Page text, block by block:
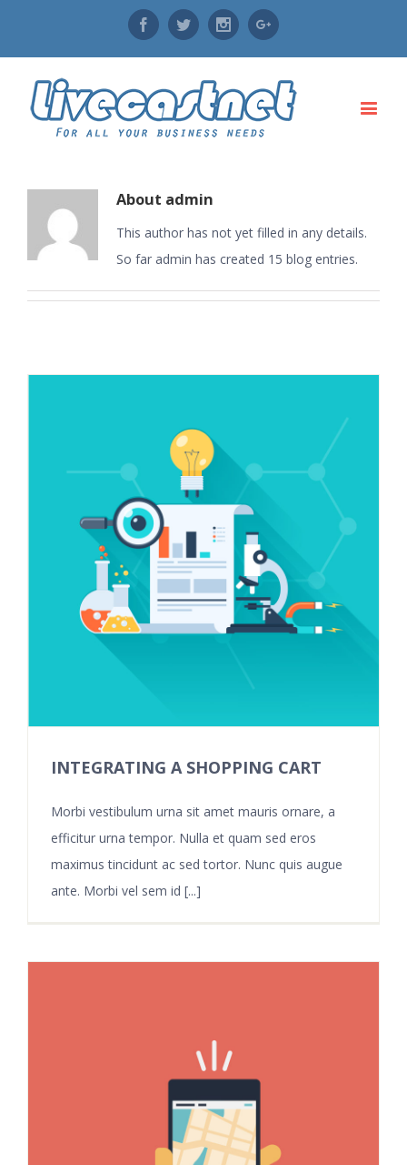
FacebookTwitter InstagramGoogle+
About admin
This author has not yet filled in any details.
So far admin has created 15 blog entries.
INTEGRATING A SHOPPING CART
Morbi vestibulum urna sit amet mauris ornare, a
efficitur urna tempor. Nulla et quam sed eros
maximus tincidunt ac sed tortor. Nunc quis augue
ante. Morbi vel sem id [...]